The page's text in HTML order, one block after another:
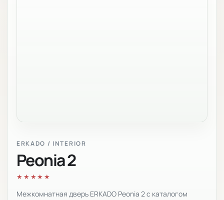
ERKADO / INTERIOR
Peonia 2
★★★★★
Межкомнатная дверь ERKADO Peonia 2 с каталогом